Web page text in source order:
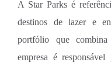
A Star Parks é
destinos de lazer e
portfólio que
empresa é